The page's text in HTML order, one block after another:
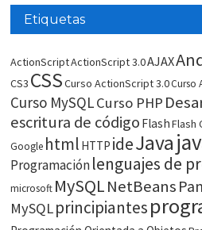
Etiquetas
ActionScriptActionScript 3.0AJAX
CS3 CSSCurso ActionScript 3.0Curso
Curso MySQLCurso PHP
escritura de código FlashFlash
Google html HTTP ideJava
Programaciónlenguajes de
microsoft MySQLNetBeans
MySQLprincipiantes